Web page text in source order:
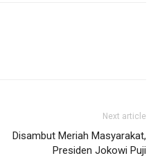
Next article
Disambut Meriah Masyarakat,
Presiden Jokowi Puji